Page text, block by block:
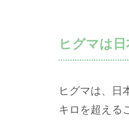
ヒグマは
ヒグマは、日
キロを超える